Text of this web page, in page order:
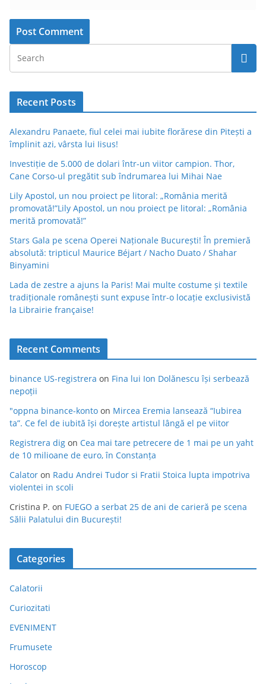
Recent Posts
Alexandru Panaete, fiul celei mai iubite florărese din Pitești a
împlinit azi, vârsta lui Iisus!
Investiție de 5.000 de dolari într-un viitor campion. Thor,
Cane Corso-ul pregătit sub îndrumarea lui Mihai Nae
Lily Apostol, un nou proiect pe litoral: „România merită
promovată!”Lily Apostol, un nou proiect pe litoral: „România
merită promovată!”
Stars Gala pe scena Operei Naționale București! În premieră
absolută: tripticul Maurice Béjart / Nacho Duato / Shahar
Binyamini
Lada de zestre a ajuns la Paris! Mai multe costume și textile
tradiționale românești sunt expuse într-o locație exclusivistă
la Librairie française!
Recent Comments
binance US-registrera on Fina lui Ion Dolănescu își serbează
nepoții
"oppna binance-konto on Mircea Eremia lansează “Iubirea
ta”. Ce fel de iubită își dorește artistul lângă el pe viitor
Registrera dig on Cea mai tare petrecere de 1 mai pe un yaht
de 10 milioane de euro, în Constanța
Calator on Radu Andrei Tudor si Fratii Stoica lupta impotriva
violentei in scoli
Cristina P. on FUEGO a serbat 25 de ani de carieră pe scena
Sălii Palatului din București!
Categories
Calatorii
Curiozitati
EVENIMENT
Frumusete
Horoscop